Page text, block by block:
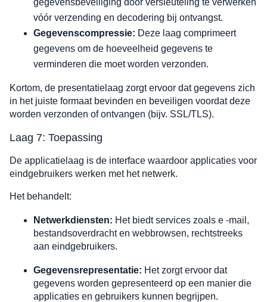
vóór verzending en decodering bij ontvangst.
Gegevenscompressie: Deze laag comprimeert
gegevens om de hoeveelheid gegevens te
verminderen die moet worden verzonden.
Kortom, de presentatielaag zorgt ervoor dat gegevens zich
in het juiste formaat bevinden en beveiligen voordat deze
worden verzonden of ontvangen (bijv. SSL/TLS).
Laag 7: Toepassing
De applicatielaag is de interface waardoor applicaties voor
eindgebruikers werken met het netwerk.
Het behandelt:
Netwerkdiensten: Het biedt services zoals e -mail,
bestandsoverdracht en webbrowsen, rechtstreeks
aan eindgebruikers.
Gegevensrepresentatie: Het zorgt ervoor dat
gegevens worden gepresenteerd op een manier die
applicaties en gebruikers kunnen begrijpen.